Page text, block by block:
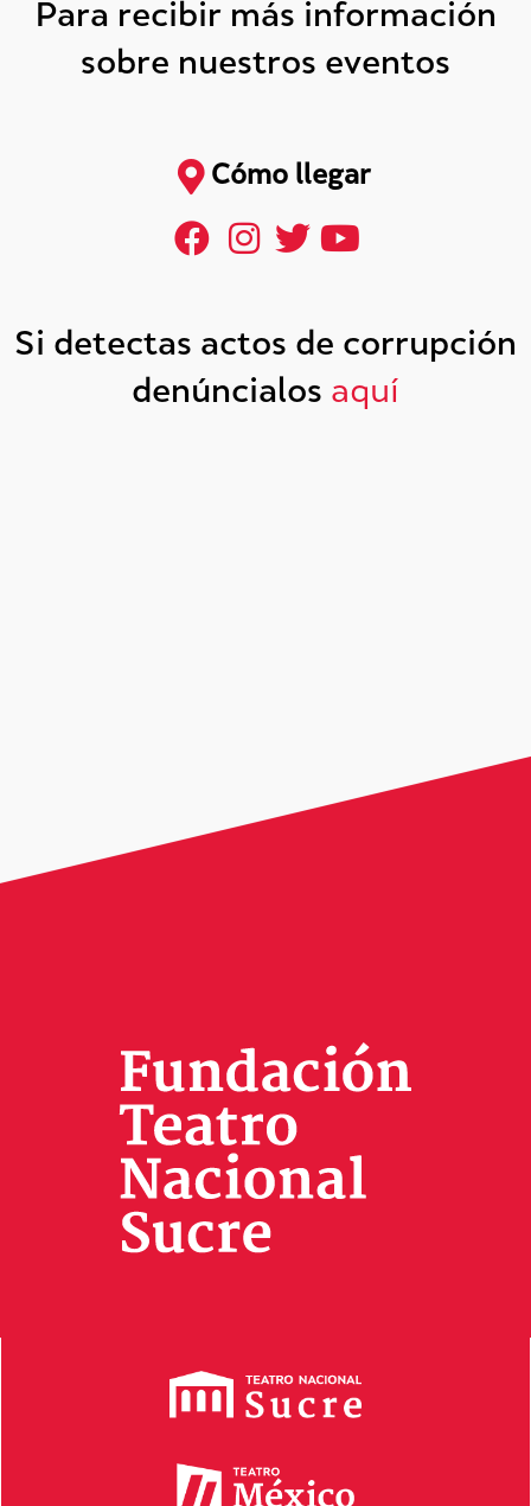
Para recibir más información
sobre nuestros eventos
Cómo llegar
Si detectas actos de corrupción
denúncialos aquí